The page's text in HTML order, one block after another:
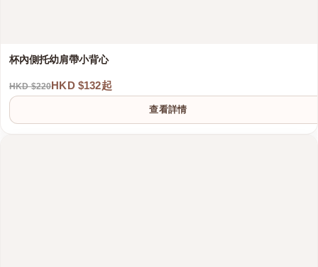
杯內側托幼肩帶小背心
HKD $220HKD $132起
查看詳情